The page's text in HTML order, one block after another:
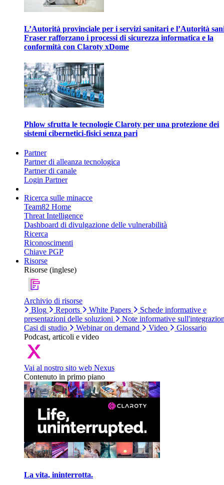
L’Autorità provinciale per i servizi sanitari e l’Autorità
Fraser rafforzano i processi di sicurezza informatica e la
conformità con Claroty xDome
Phlow sfrutta le tecnologie Claroty per una protezione dei
sistemi cibernetici-fisici senza pari
Partner
Partner di alleanza tecnologica
Partner di canale
Login Partner
Ricerca sulle minacce
Team82 Home
Threat Intelligence
Dashboard di divulgazione delle vulnerabilità
Ricerca
Riconoscimenti
Chiave PGP
Risorse
Risorse (inglese)
Archivio di risorse
Blog
Reports White Papers
Schede informative e
presentazioni delle soluzioni
Note informative
Casi di studio
Webinar on demand Video
Glossario
Podcast, articoli e video
Vai al nostro sito web Nexus
Contenuto in primo piano
La vita, ininterrotta.